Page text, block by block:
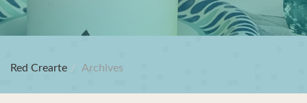
Red Crearte Archives